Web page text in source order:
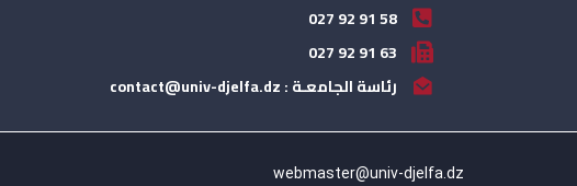
58 91 92 027
63 91 92 027
رئاسة الجامعـة : contact@univ-djelfa.dz
webmaster@univ-djelfa.dz